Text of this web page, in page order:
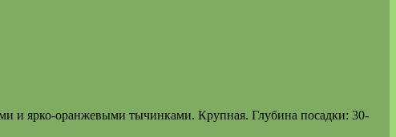
и ярко-оранжевыми тычинками. Крупная. Глубина посадки: 30-